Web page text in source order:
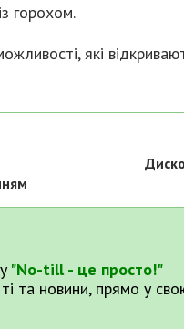
горохом.
які
"No-till - це просто!"
та новини, прямо у